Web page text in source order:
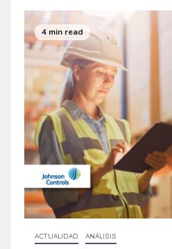
4 min read
ACTUALIDAD ANÁLISIS